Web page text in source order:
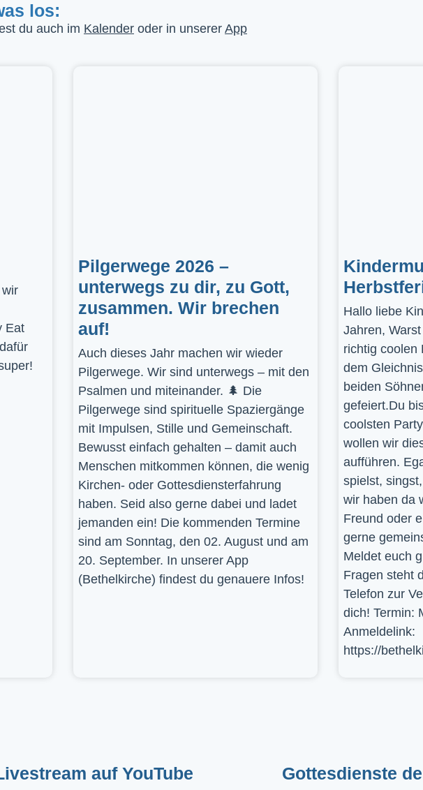
los:
du auch im Kalender oder in unserer App
Eat
Pilgerwege 2026 –
unterwegs zu dir, zu Gott,
zusammen. Wir brechen
auf!
Auch dieses Jahr machen wir wieder
Pilgerwege. Wir sind unterwegs – mit den
Psalmen und miteinander. 🌲 Die
Pilgerwege sind spirituelle Spaziergänge
mit Impulsen, Stille und Gemeinschaft.
Bewusst einfach gehalten – damit auch
Menschen mitkommen können, die wenig
Kirchen- oder Gottesdiensterfahrung
haben. Seid also gerne dabei und ladet
jemanden ein! Die kommenden Termine
sind am Sonntag, den 02. August und am
20. September. In unserer App
(Bethelkirche) findest du genauere Infos!
Hallo liebe
Jahren,
richtig coolen
dem
beiden
gefeiert.Du
coolsten
wollen wir
aufführen.
spielst,
wir haben da
Freund oder
gerne
Meldet euch
Fragen steht
Telefon zur
dich! Termin:
Anmeldelink:
https://
auf YouTube Gottesdienste